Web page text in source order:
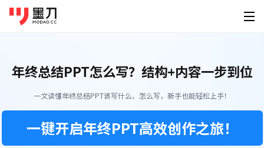
产品功能 为谁设计
快速原
UI/
素材广场
移动端素材
小程序
PC端素材
后台
其他素材
HMI
AI生成原型
下载
年终总结PPT怎么写？结构+内容一步到位
一文读懂年终总结PPT该写什么、怎么写，新手也能轻松上手！
一键开启年终PPT高效创作之旅！